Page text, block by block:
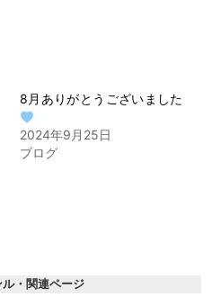
8月ありがとうございました
2024年9月25日
ブログ
ル・関連ページ